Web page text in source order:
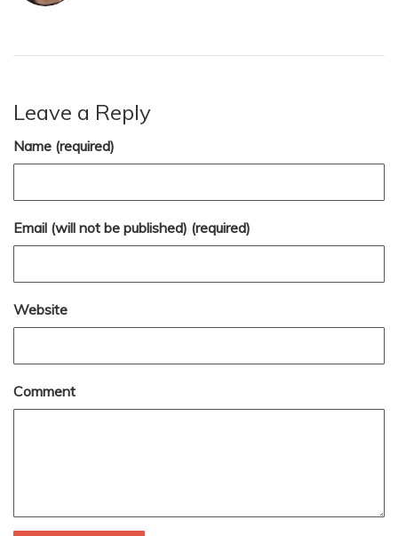
Leave a Reply
Name (required)
Email (will not be published) (required)
Website
Comment